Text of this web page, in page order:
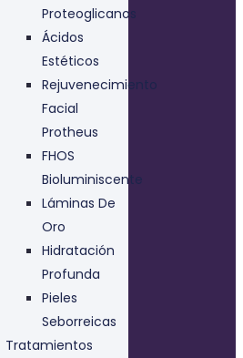
Proteoglicanos
Ácidos
Estéticos
Rejuvenecimiento
Facial
Protheus
FHOS
Bioluminiscente
Láminas De
Oro
Hidratación
Profunda
Pieles
Seborreicas
Tratamientos